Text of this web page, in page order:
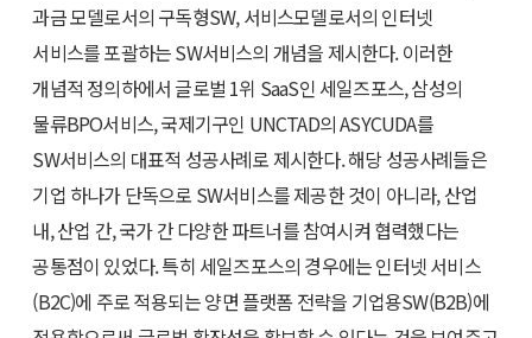
과금 모델로서의 구독형SW, 서비스모델로서의 인터넷
서비스를 포괄하는 SW서비스의 개념을 제시한다. 이러한
개념적 정의하에서 글로벌 1위 SaaS인 세일즈포스, 삼성의
물류BPO서비스, 국제기구인 UNCTAD의 ASYCUDA를
SW서비스의 대표적 성공사례로 제시한다. 해당 성공사례들은
기업 하나가 단독으로 SW서비스를 제공한 것이 아니라, 산업
내, 산업 간, 국가 간 다양한 파트너를 참여시켜 협력했다는
공통점이 있었다. 특히 세일즈포스의 경우에는 인터넷 서비스
(B2C)에 주로 적용되는 양면 플랫폼 전략을 기업용SW(B2B)에